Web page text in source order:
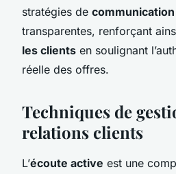
stratégies de communication
transparentes, renforçant
les clients en soulignant
réelle des offres.
Techniques de
relations clients
L’écoute active est une